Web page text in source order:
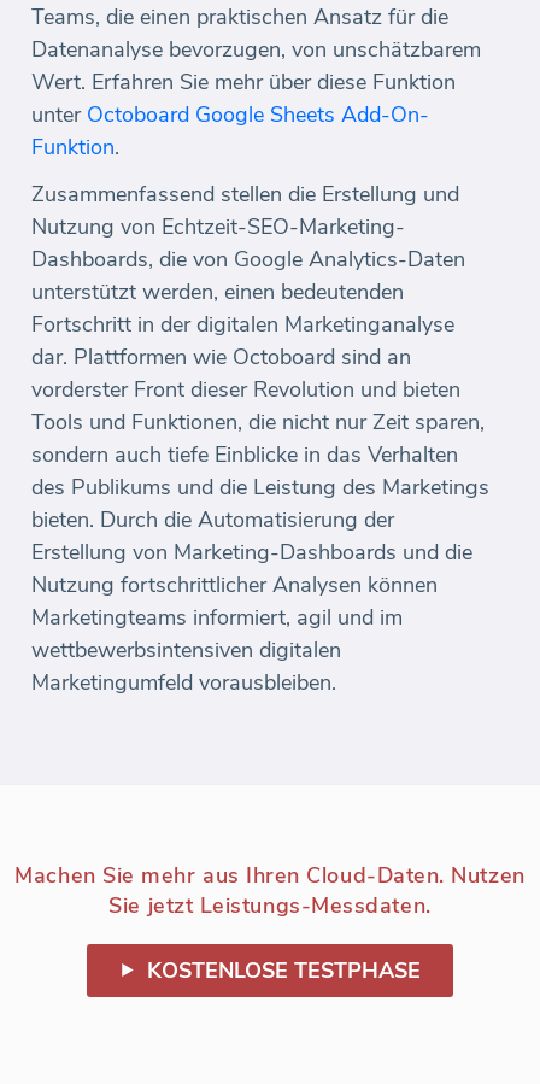
Teams, die einen praktischen Ansatz für die
Datenanalyse bevorzugen, von unschätzbarem
Wert. Erfahren Sie mehr über diese Funktion
unter Octoboard Google Sheets Add-On-
Funktion.
Zusammenfassend stellen die Erstellung und
Nutzung von Echtzeit-SEO-Marketing-
Dashboards, die von Google Analytics-Daten
unterstützt werden, einen bedeutenden
Fortschritt in der digitalen Marketinganalyse
dar. Plattformen wie Octoboard sind an
vorderster Front dieser Revolution und bieten
Tools und Funktionen, die nicht nur Zeit sparen,
sondern auch tiefe Einblicke in das Verhalten
des Publikums und die Leistung des Marketings
bieten. Durch die Automatisierung der
Erstellung von Marketing-Dashboards und die
Nutzung fortschrittlicher Analysen können
Marketingteams informiert, agil und im
wettbewerbsintensiven digitalen
Marketingumfeld vorausbleiben.
Machen Sie mehr aus Ihren Cloud-Daten. Nutzen
Sie jetzt Leistungs-Messdaten.
KOSTENLOSE TESTPHASE